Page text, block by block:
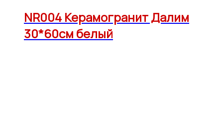
NR004 Керамогранит Далим
30*60см белый